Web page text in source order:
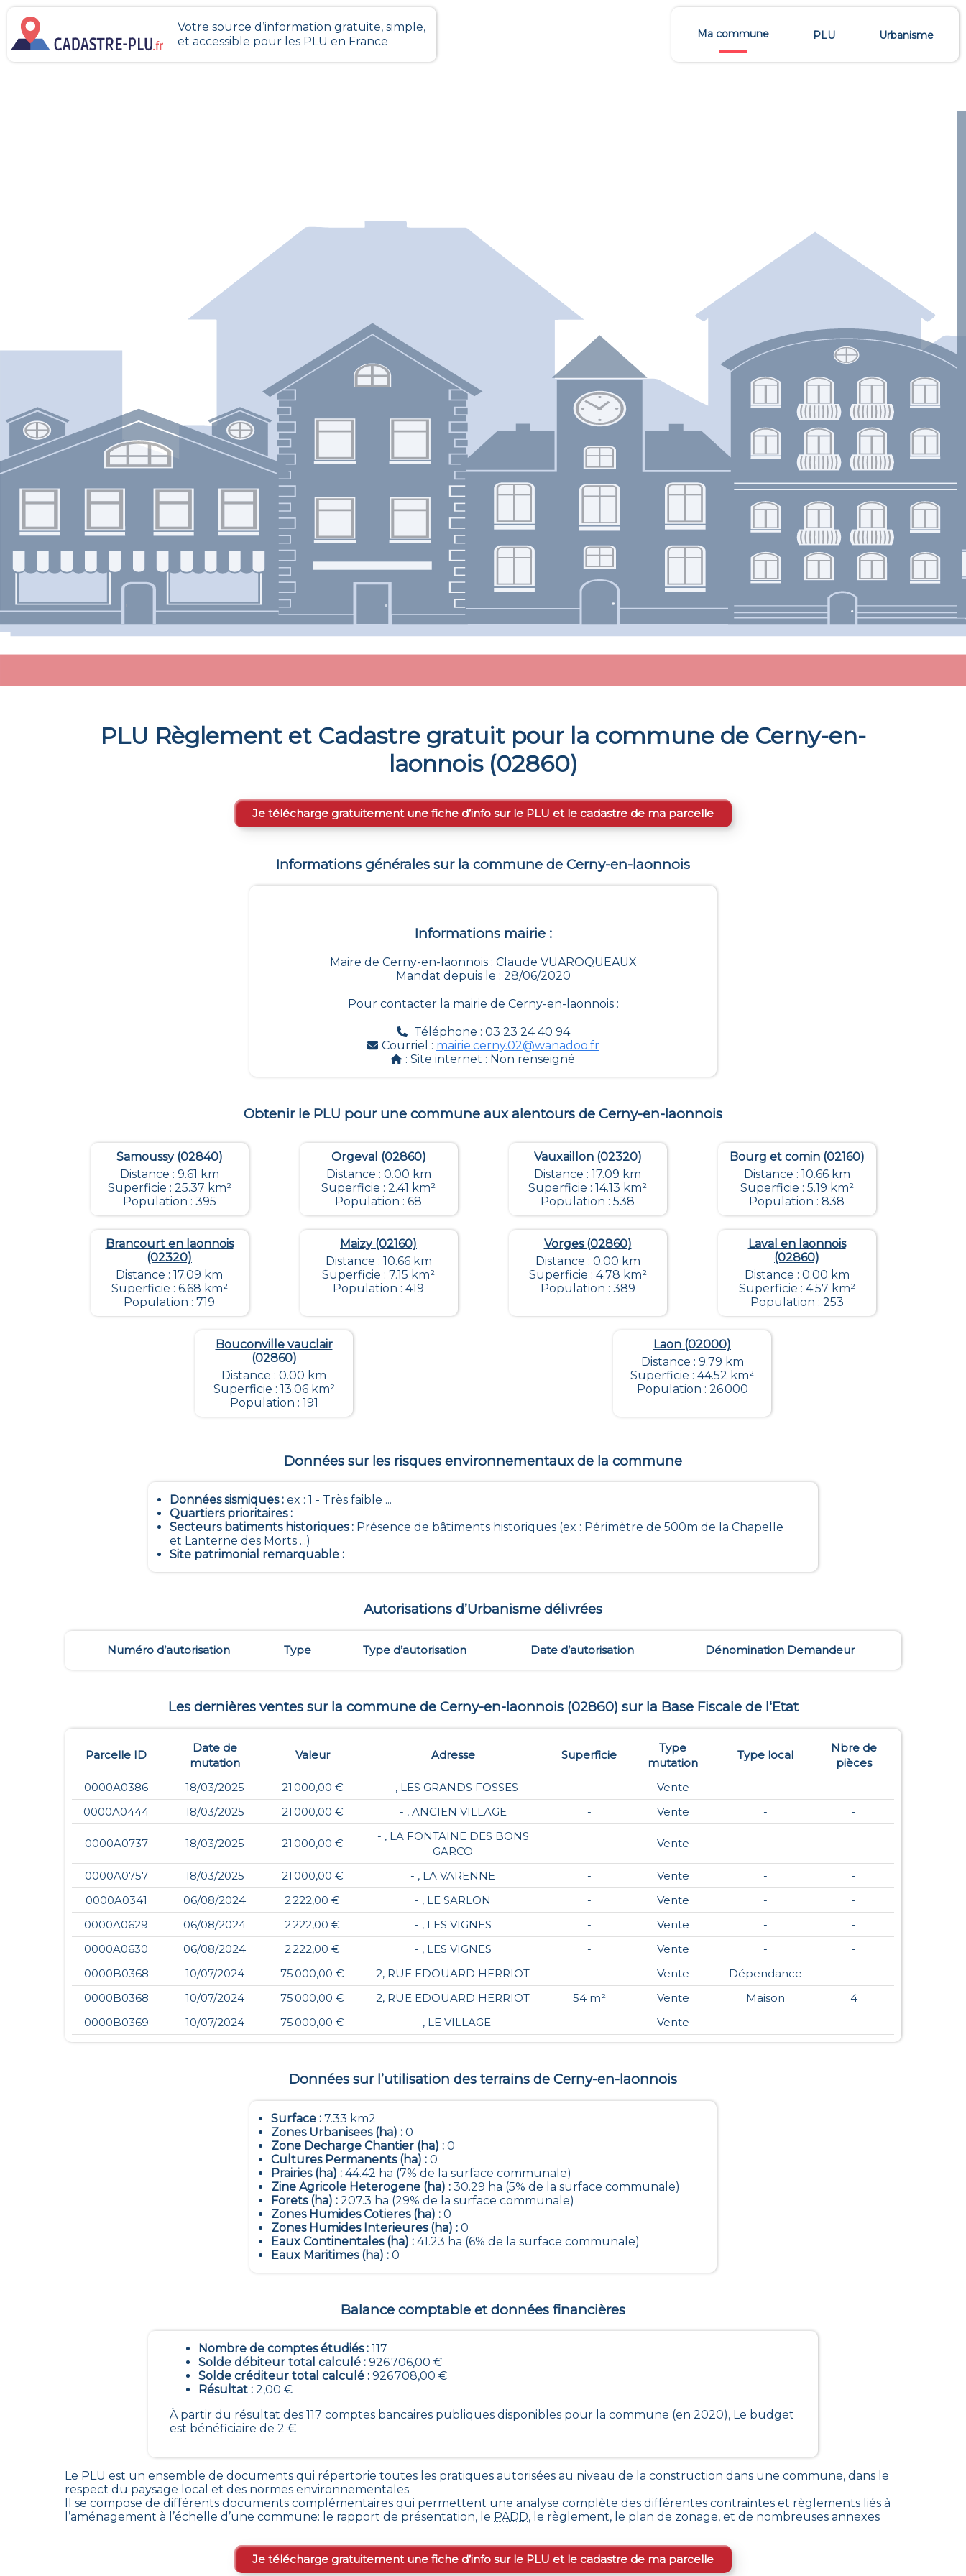
Votre source d’information gratuite, simple,
et accessible pour les PLU en France
Ma commune PLU Urbanisme
PLU Règlement et Cadastre gratuit pour la commune de Cerny-en-
laonnois(02860)
Je télécharge gratuitement une fiche d’info sur le PLU et le cadastre de ma parcelle
Informations générales sur la commune de Cerny-en-laonnois
Informations mairie :
Maire de Cerny-en-laonnois : Claude VUAROQUEAUX
Mandat depuis le : 28/06/2020
Pour contacter la mairie de Cerny-en-laonnois:
Téléphone : 03 23 24 40 94
Courriel : mairie.cerny.02@wanadoo.fr
: Site internet : Non renseigné
Obtenir le PLU pour une commune aux alentours de Cerny-en-laonnois
Samoussy (02840)
Distance : 9.61 km
Superficie : 25.37 km²
Population : 395
Orgeval (02860)
Distance : 0.00 km
Superficie : 2.41 km²
Population : 68
Vauxaillon (02320)
Distance : 17.09 km
Superficie : 14.13 km²
Population : 538
Bourg et comin (02160)
Distance : 10.66 km
Superficie : 5.19 km²
Population : 838
Brancourt en laonnois
(02320)
Distance : 17.09 km
Superficie : 6.68 km²
Population : 719
Maizy (02160)
Distance : 10.66 km
Superficie : 7.15 km²
Population : 419
Vorges (02860)
Distance : 0.00 km
Superficie : 4.78 km²
Population : 389
Laval en laonnois
(02860)
Distance : 0.00 km
Superficie : 4.57 km²
Population : 253
Bouconville vauclair
(02860)
Distance : 0.00 km
Superficie : 13.06 km²
Population : 191
Laon (02000)
Distance : 9.79 km
Superficie : 44.52 km²
Population : 26 000
Données sur les risques environnementaux de la commune
Données sismiques:ex : 1 - Très faible ...
Quartiers prioritaires:
Secteurs batiments historiques: Présence de bâtiments historiques (ex : Périmètre de 500m de la Chapelle
et Lanterne des Morts ...)
Site patrimonial remarquable :
Autorisations d’Urbanisme délivrées
Numéro d’autorisation Type Type d’autorisation Date d’autorisation Dénomination Demandeur
Les dernières ventes sur la commune de Cerny-en-laonnois(02860) sur la Base Fiscale de l‘Etat
Parcelle ID
Date de
mutation
Valeur Adresse Superficie
Type
mutation
Type local
Nbre de
pièces
0000A0386
18/03/2025 21 000,00 € - , LES GRANDS FOSSES - Vente -
-
0000A0444
18/03/2025 21 000,00 € - , ANCIEN VILLAGE - Vente - -
0000A0737 18/03/2025 21 000,00 €
- , LA FONTAINE DES BONS
GARCO
- Vente - -
0000A0757 18/03/2025 21 000,00 € - , LA VARENNE - Vente -
-
0000A0341
06/08/2024 2 222,00 € - , LE SARLON - Vente -
-
0000A0629
06/08/2024 2 222,00 € - , LES VIGNES - Vente -
-
0000A0630
06/08/2024 2 222,00 € - , LES VIGNES - Vente -
-
0000B0368
10/07/2024 75 000,00 € 2, RUE EDOUARD HERRIOT - Vente Dépendance
-
0000B0368
10/07/2024 75 000,00 € 2, RUE EDOUARD HERRIOT 54 m² Vente Maison
4
0000B0369
10/07/2024 75 000,00 € - , LE VILLAGE - Vente - -
Données sur l’utilisation des terrains de Cerny-en-laonnois
Surface : 7.33 km2
Zones Urbanisees (ha) : 0
Zone Decharge Chantier (ha) : 0
Cultures Permanents (ha) : 0
Prairies (ha) : 44.42 ha (7% de la surface communale)
Zine Agricole Heterogene (ha) : 30.29 ha (5% de la surface communale)
Forets (ha) : 207.3 ha (29% de la surface communale)
Zones Humides Cotieres (ha) : 0
Zones Humides Interieures (ha) : 0
Eaux Continentales (ha) : 41.23 ha (6% de la surface communale)
Eaux Maritimes (ha) : 0
Balance comptable et données financières
Nombre de comptes étudiés :117
Solde débiteur total calculé :926 706,00 €
Solde créditeur total calculé :926 708,00 €
Résultat :2,00 €
À partir du résultat des 117 comptes bancaires publiques disponibles pour la commune (en 2020), Le budget
est bénéficiaire de 2 €
Le PLU est un ensemble de documents qui répertorie toutes les pratiques autorisées au niveau de la construction dans une commune, dans le
respect du paysage local et des normes environnementales.
Il se compose de différents documents complémentaires qui permettent une analyse complète des différentes contraintes et règlements liés à
l’aménagement à l’échelle d’une commune: le rapport de présentation, le PADD, le règlement, le plan de zonage, et de nombreuses annexes
Je télécharge gratuitement une fiche d’info sur le PLU et le cadastre de ma parcelle